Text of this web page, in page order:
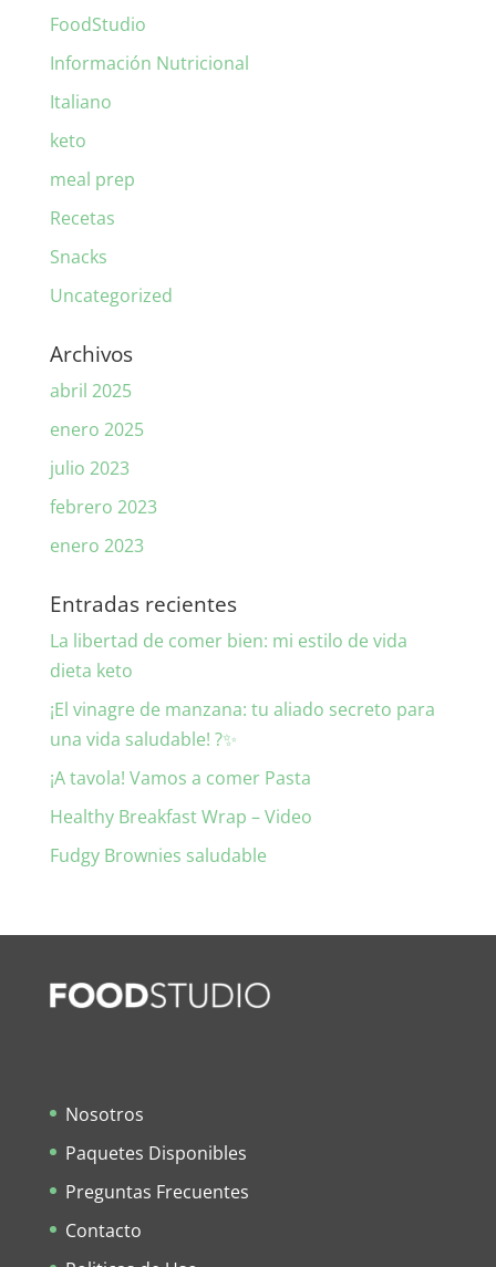
FoodStudio
Información Nutricional
Italiano
keto
meal prep
Recetas
Snacks
Uncategorized
Archivos
abril 2025
enero 2025
julio 2023
febrero 2023
enero 2023
Entradas recientes
La libertad de comer bien: mi estilo de vida
dieta keto
¡El vinagre de manzana: tu aliado secreto para
una vida saludable! ?✨
¡A tavola! Vamos a comer Pasta
Healthy Breakfast Wrap – Video
Fudgy Brownies saludable
Nosotros
Paquetes Disponibles
Preguntas Frecuentes
Contacto